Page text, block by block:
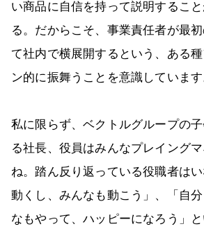
い商品に自信を持って説明するこ
る。だからこそ、事業責任者が最
て社内で横展開するという、ある
ン的に振舞うことを意識しています
私に限らず、ベクトルグループの
る社長、役員はみんなプレイング
ね。踏ん反り返っている役職者は
動くし、みんなも動こう」、「自
なもやって、ハッピーになろう」